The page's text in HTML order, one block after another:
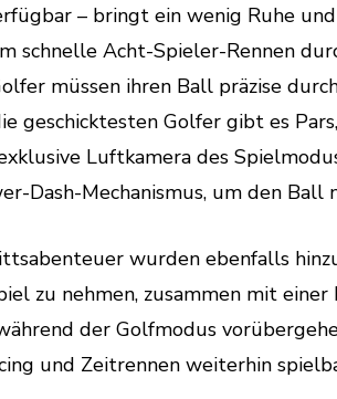
– bringt ein wenig Ruhe
schnelle Acht-Spieler-Rennen
müssen ihren Ball präzise
geschicktesten Golfer gibt es
Luftkamera des
Dash-Mechanismus, um den Ball
wurden ebenfalls
zu nehmen, zusammen mit
der Golfmodus
und Zeitrennen weiterhin